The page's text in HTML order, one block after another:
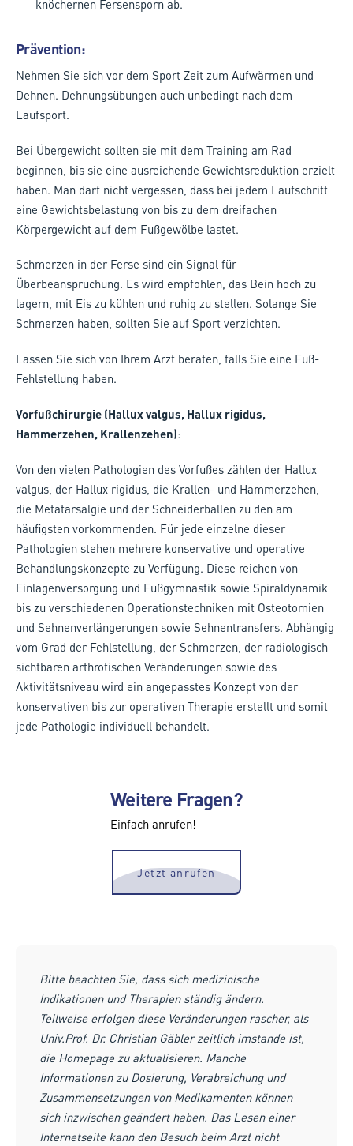
knöchernen Fersensporn ab.
Prävention:
Nehmen Sie sich vor dem Sport Zeit zum Aufwärmen und
Dehnen. Dehnungsübungen auch unbedingt nach dem
Laufsport.
Bei Übergewicht sollten sie mit dem Training am Rad
beginnen, bis sie eine ausreichende Gewichtsreduktion erzielt
haben. Man darf nicht vergessen, dass bei jedem Laufschritt
eine Gewichtsbelastung von bis zu dem dreifachen
Körpergewicht auf dem Fußgewölbe lastet.
Schmerzen in der Ferse sind ein Signal für
Überbeanspruchung. Es wird empfohlen, das Bein hoch zu
lagern, mit Eis zu kühlen und ruhig zu stellen. Solange Sie
Schmerzen haben, sollten Sie auf Sport verzichten.
Lassen Sie sich von Ihrem Arzt beraten, falls Sie eine Fuß-
Fehlstellung haben.
Vorfußchirurgie (Hallux valgus, Hallux rigidus,
Hammerzehen, Krallenzehen):
Von den vielen Pathologien des Vorfußes zählen der Hallux
valgus, der Hallux rigidus, die Krallen- und Hammerzehen,
die Metatarsalgie und der Schneiderballen zu den am
häufigsten vorkommenden. Für jede einzelne dieser
Pathologien stehen mehrere konservative und operative
Behandlungskonzepte zu Verfügung. Diese reichen von
Einlagenversorgung und Fußgymnastik sowie Spiraldynamik
bis zu verschiedenen Operationstechniken mit Osteotomien
und Sehnenverlängerungen sowie Sehnentransfers. Abhängig
vom Grad der Fehlstellung, der Schmerzen, der radiologisch
sichtbaren arthrotischen Veränderungen sowie des
Aktivitätsniveau wird ein angepasstes Konzept von der
konservativen bis zur operativen Therapie erstellt und somit
jede Pathologie individuell behandelt.
Weitere Fragen?
Einfach anrufen!
Jetzt anrufen
Bitte beachten Sie, dass sich medizinische
Indikationen und Therapien ständig ändern.
Teilweise erfolgen diese Veränderungen rascher, als
Univ.Prof. Dr. Christian Gäbler zeitlich imstande ist,
die Homepage zu aktualisieren. Manche
Informationen zu Dosierung, Verabreichung und
Zusammensetzungen von Medikamenten können
sich inzwischen geändert haben. Das Lesen einer
Internetseite kann den Besuch beim Arzt nicht